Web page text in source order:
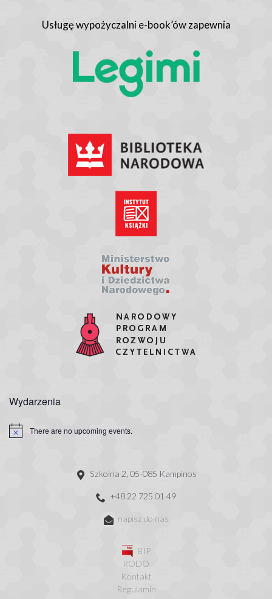
Usługę wypożyczalni e-book’ów zapewnia
Wydarzenia
There are no upcoming events.
Szkolna 2, 05-085 Kampinos
+48 22 725 01 49
napisz do nas
BIP
RODO
Kontakt
Regulamin